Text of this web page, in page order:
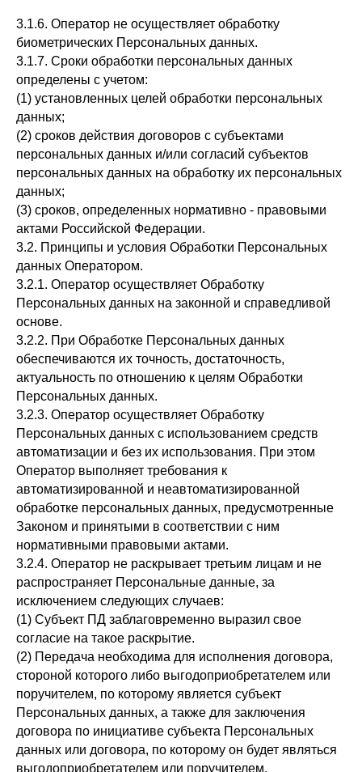
3.1.6. Оператор не осуществляет обработку
биометрических Персональных данных.
3.1.7. Сроки обработки персональных данных
определены с учетом:
(1) установленных целей обработки персональных
данных;
(2) сроков действия договоров с субъектами
персональных данных и/или согласий субъектов
персональных данных на обработку их персональных
данных;
(3) сроков, определенных нормативно - правовыми
актами Российской Федерации.
3.2. Принципы и условия Обработки Персональных
данных Оператором.
3.2.1. Оператор осуществляет Обработку
Персональных данных на законной и справедливой
основе.
3.2.2. При Обработке Персональных данных
обеспечиваются их точность, достаточность,
актуальность по отношению к целям Обработки
Персональных данных.
3.2.3. Оператор осуществляет Обработку
Персональных данных с использованием средств
автоматизации и без их использования. При этом
Оператор выполняет требования к
автоматизированной и неавтоматизированной
обработке персональных данных, предусмотренные
Законом и принятыми в соответствии с ним
нормативными правовыми актами.
3.2.4. Оператор не раскрывает третьим лицам и не
распространяет Персональные данные, за
исключением следующих случаев:
(1) Субъект ПД заблаговременно выразил свое
согласие на такое раскрытие.
(2) Передача необходима для исполнения договора,
стороной которого либо выгодоприобретателем или
поручителем, по которому является субъект
Персональных данных, а также для заключения
договора по инициативе субъекта Персональных
данных или договора, по которому он будет являться
выгодоприобретателем или поручителем.